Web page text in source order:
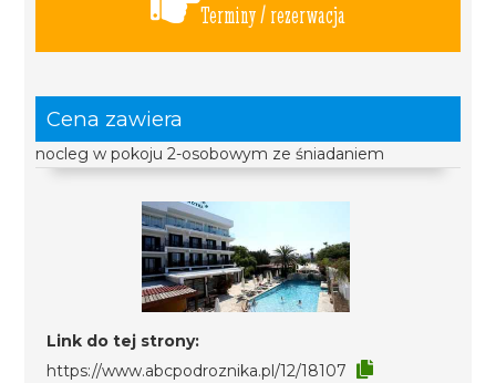
Terminy / rezerwacja
Cena zawiera
nocleg w pokoju 2-osobowym ze śniadaniem
Link do tej strony:
https://www.abcpodroznika.pl/12/18107